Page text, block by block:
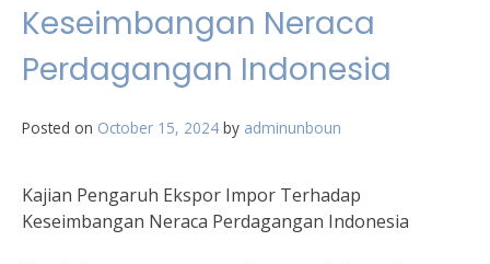
Keseimbangan Neraca
Perdagangan Indonesia
Posted on October 15, 2024 by adminunboun
Kajian Pengaruh Ekspor Impor Terhadap
Keseimbangan Neraca Perdagangan Indonesia